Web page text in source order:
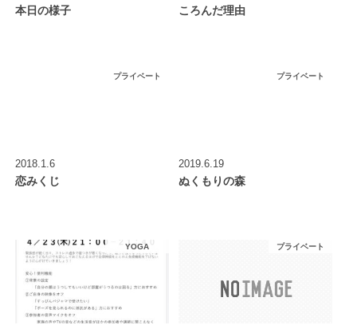
本日の様子 ころんだ理由
プライベート
2018.1.6
恋みくじ
プライベート
2019.6.19
ぬくもりの森
YOGA プライベート